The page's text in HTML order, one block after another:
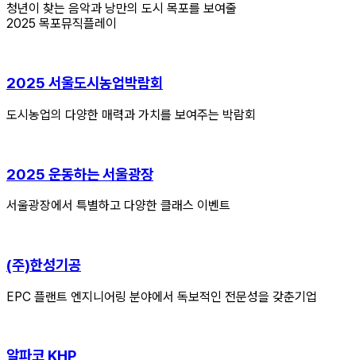
청년이 찾는 음악과 낭만의 도시 목포를 보여줄
2025 목포뮤직플레이
2025 서울도시농업박람회
도시농업의 다양한 매력과 가치를 보여주는 박람회
2025 운동하는 서울광장
서울광장에서 특별하고 다양한 클래스 이벤트
(주)한성기공
EPC 플랜트 엔지니어링 분야에서 독보적인 전문성을 갖춘기업
알파코 KHP